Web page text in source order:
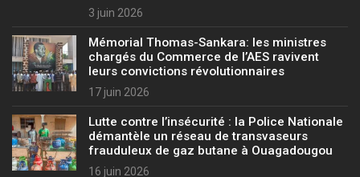
3 juin 2026
Mémorial Thomas-Sankara: les ministres
chargés du Commerce de l’AES ravivent
leurs convictions révolutionnaires
17 juin 2026
Lutte contre l’insécurité : la Police Nationale
démantèle un réseau de transvaseurs
frauduleux de gaz butane à Ouagadougou
16 juin 2026